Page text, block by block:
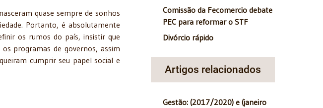
quase sempre de sonhos
Portanto, é absolutamente
os rumos do país, insistir que
programas de governos, assim
cumprir seu papel social e
Comissão da Fecomercio debate
PEC para reformar o STF
Divórcio rápido
Artigos relacionados
Gestão: (2017/2020) e (janeiro